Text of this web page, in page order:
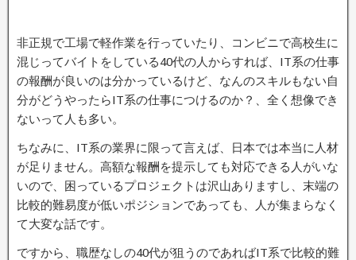
非正規で工場で軽作業を行っていたり、コンビニで高校生に
混じってバイトをしている40代の人からすれば、IT系の仕事
の報酬が良いのは分かっているけど、なんのスキルもない自
分がどうやったらIT系の仕事につけるのか？、全く想像でき
ないって人も多い。
ちなみに、IT系の業界に限って言えば、日本では本当に人材
が足りません。高額な報酬を提示しても対応できる人がいな
いので、困っているプロジェクトは沢山ありますし、末端の
比較的難易度が低いポジションであっても、人が集まらなく
て大変な話です。
ですから、職歴なしの40代が狙うのであればIT系で比較的難